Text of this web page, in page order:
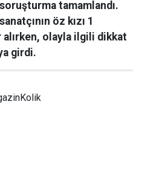
tamamlandı.
öz kızı 1
alırken, olayla ilgili dikkat
girdi.